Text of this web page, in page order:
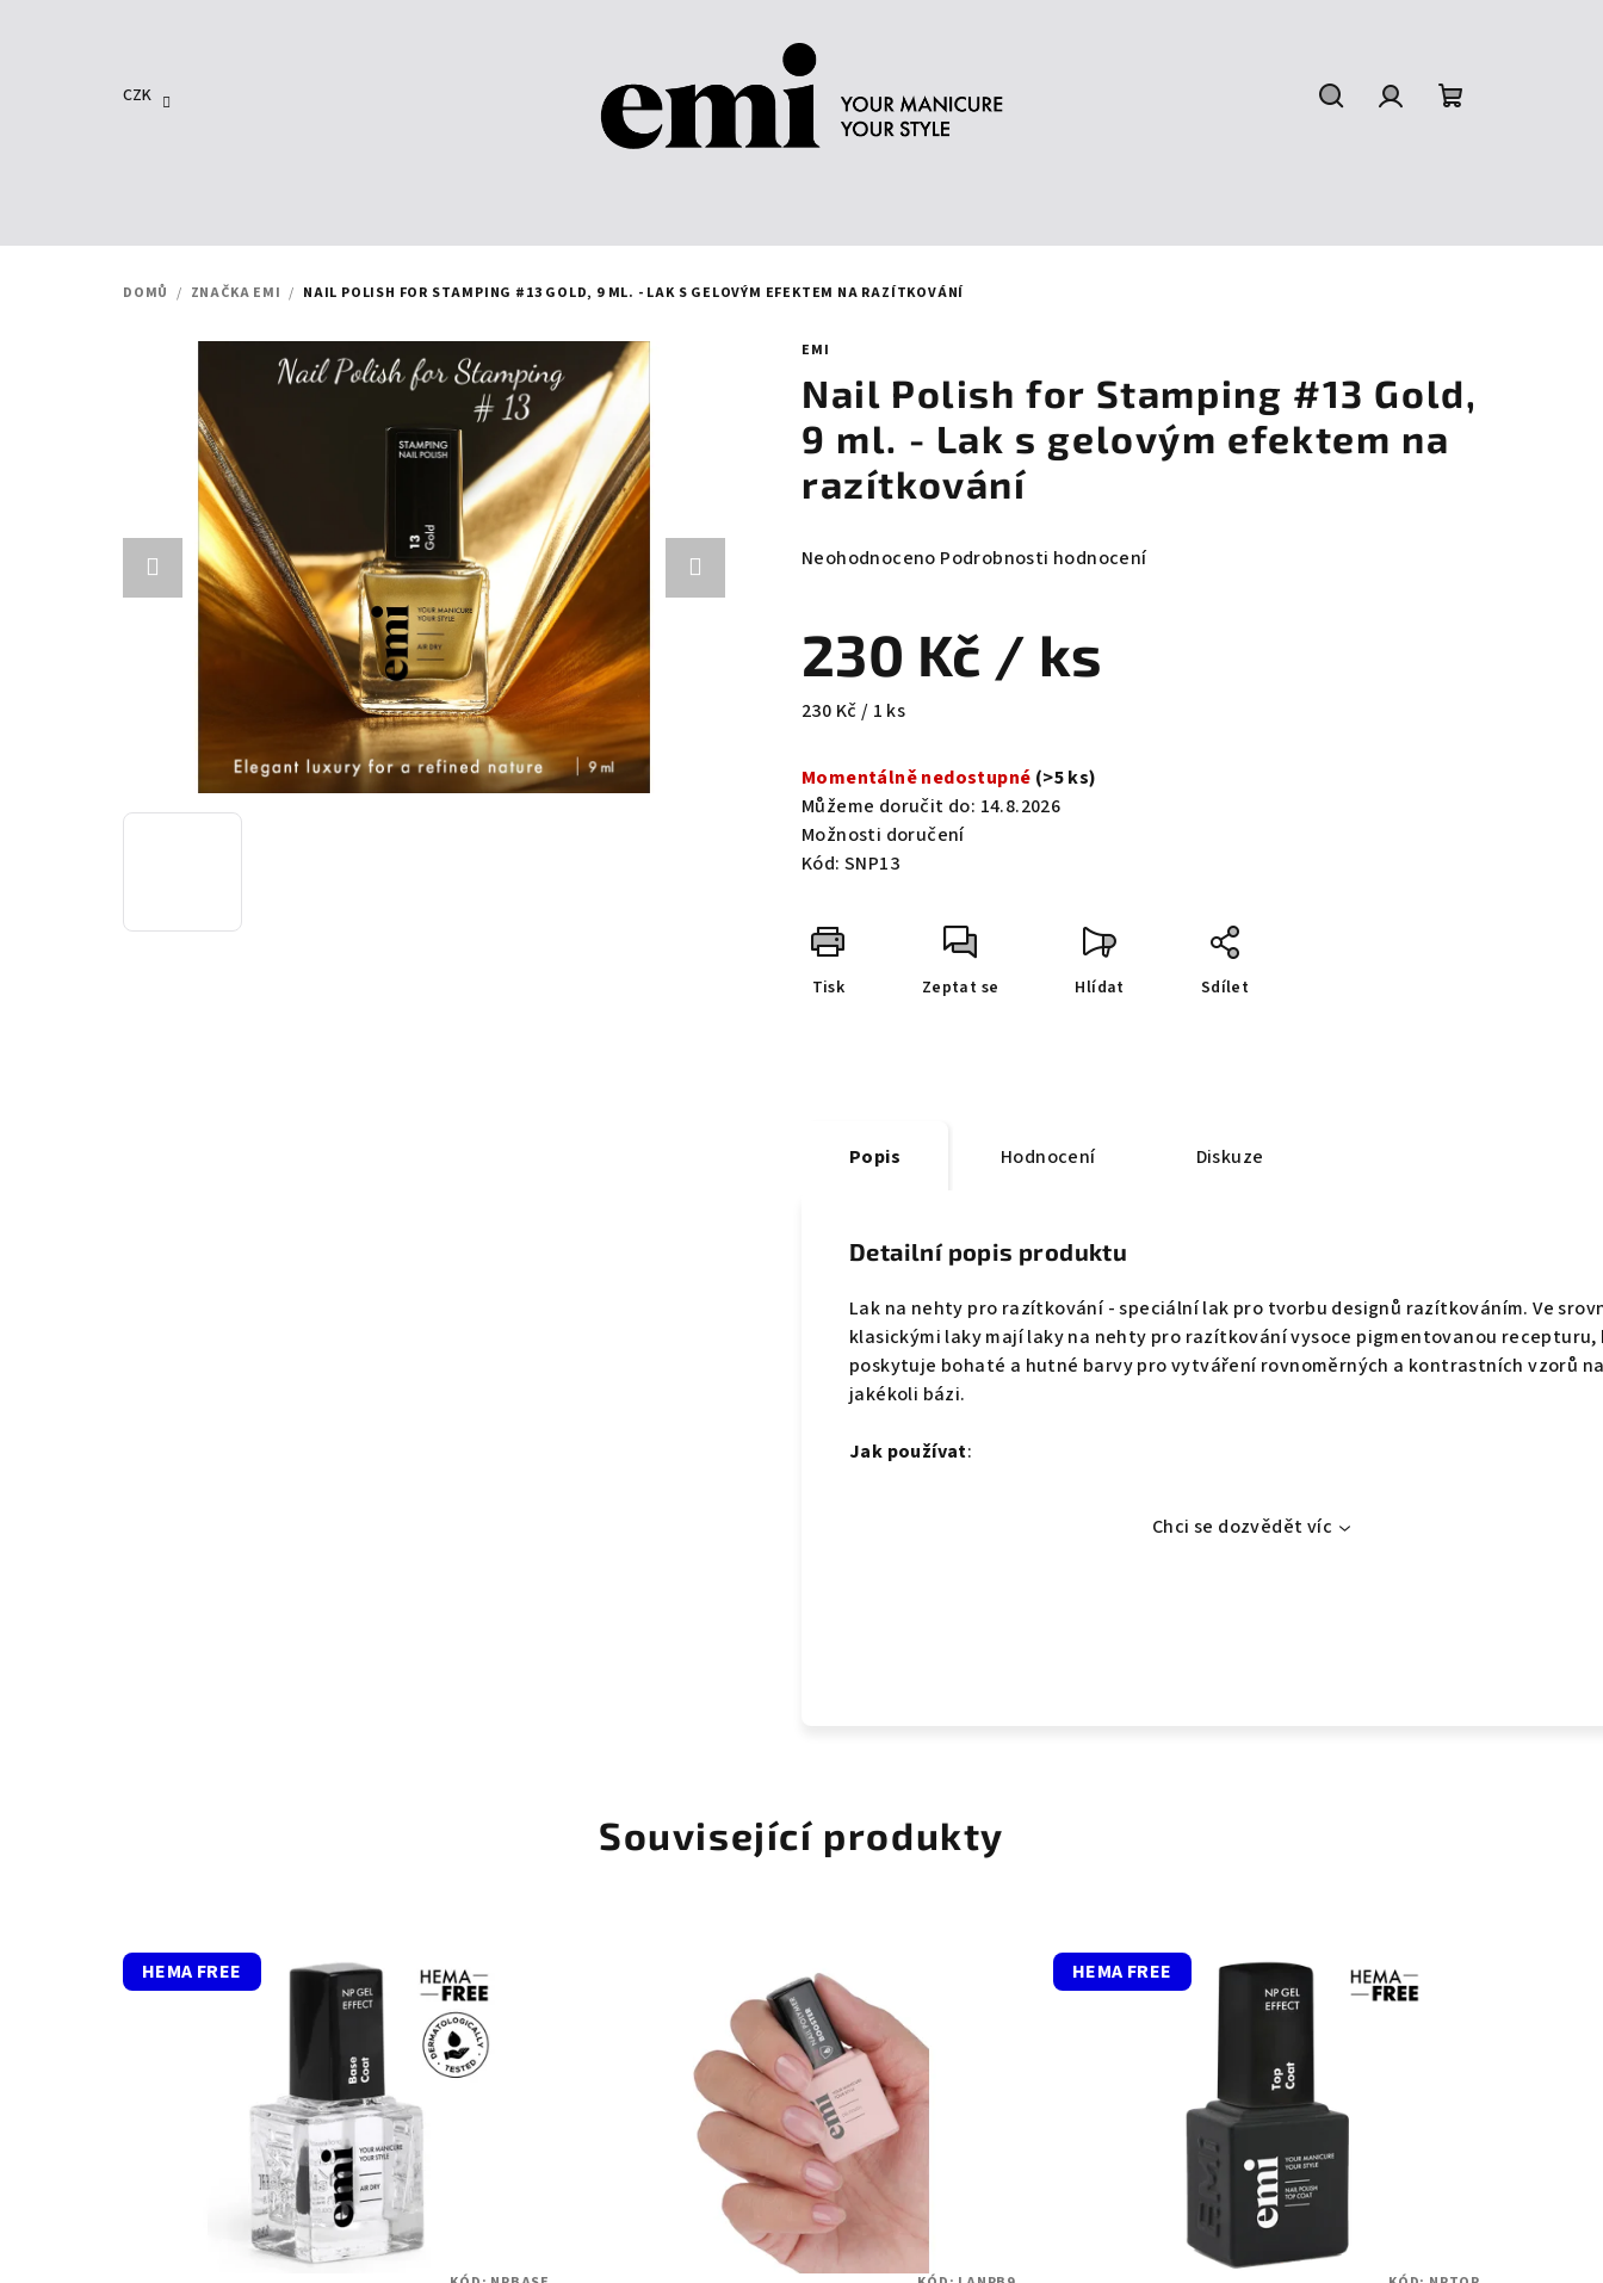
CZK
DOMŮ / ZNAČKA EMI / NAIL POLISH FOR STAMPING #13 GOLD, 9 ML. - LAK S GELOVÝM EFEKTEM NA RAZÍTKOVÁNÍ
EMI
Nail Polish for Stamping #13 Gold,
9 ml. - Lak s gelovým efektem na
razítkování
Průměrné
je
0,0
z
Neohodnoceno Podrobnosti hodnocení
230 Kč / ks
Měrná
230 Kč / 1 ks
Momentálně nedostupné (>5 ks)
Můžeme doručit do: 14.8.2026
Možnosti doručení
Kód: SNP13
Tisk Zeptat se Hlídat Sdílet
Popis Hodnocení Diskuze
Detailní popis produktu
Lak na nehty pro razítkování - speciální lak pro tvorbu designů razítkováním. Ve
klasickými laky mají laky na nehty pro razítkování vysoce pigmentovanou
poskytuje bohaté a hutné barvy pro vytváření rovnoměrných a kontrastních vzorů
jakékoli bázi.
Jak používat:
Chci se dozvědět víc
Související produkty
HEMA FREE HEMA FREE